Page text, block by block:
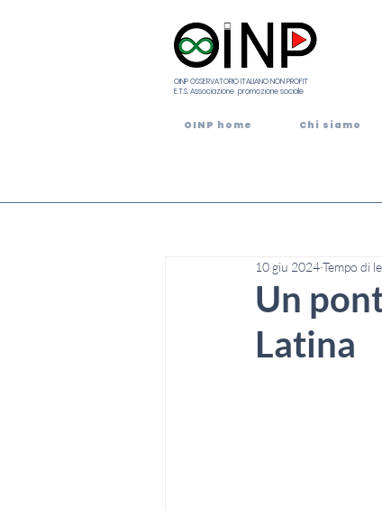
OINP OSSERVATORIO ITALIANO NON PROFIT
E.T.S. Associazione promozione sociale
OINP home Chi siamo
Un
Latina
10 giu 2024Tempo di